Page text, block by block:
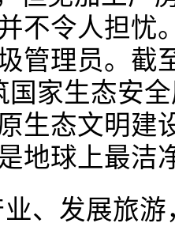
不令人担忧
管理员。截
国家生态安
生态文明建
地球上最洁
、发展旅